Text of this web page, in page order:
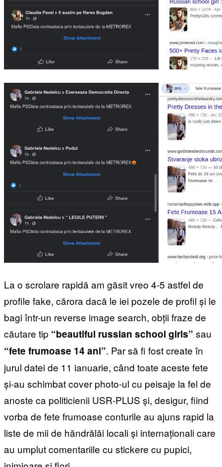
La o scrolare rapidă am găsit vreo 4-5 astfel de
profile fake, cărora dacă le iei pozele de profil și le
bagi într-un reverse image search, obții fraze de
căutare tip “beautiful russian school girls” sau
“fete frumoase 14 ani”. Par să fi fost create în
jurul datei de 11 ianuarie, când toate aceste fete
și-au schimbat cover photo-ul cu peisaje la fel de
anoste ca politicienii USR-PLUS și, desigur, fiind
vorba de fete frumoase conturile au ajuns rapid la
liste de mii de hăndrălăi locali și internaționali care
au umplut comentariile cu stickere cu pupici,